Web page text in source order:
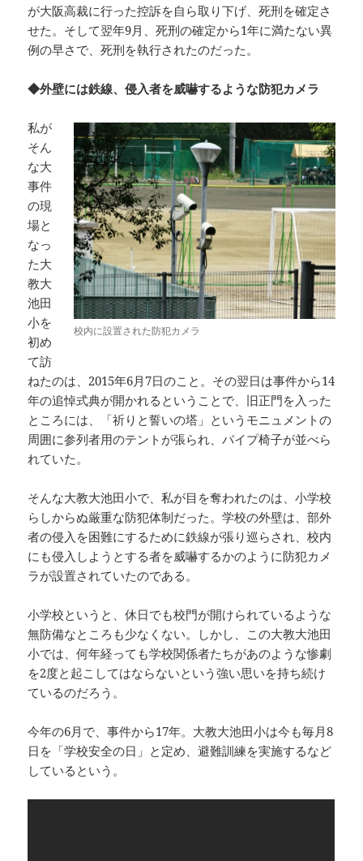
が大阪高裁に行った控訴を自ら取り下げ、死刑を確定さ
せた。そして翌年9月、死刑の確定から1年に満たない異
例の早さで、死刑を執行されたのだった。
◆外壁には鉄線、侵入者を威嚇するような防犯カメラ
校内に設置された防犯カメラ
私が
そん
な大
事件
の現
場と
なっ
た大
教大
池田
小を
初め
て訪
ねたのは、2015年6月7日のこと。その翌日は事件から14
年の追悼式典が開かれるということで、旧正門を入った
ところには、「祈りと誓いの塔」というモニュメントの
周囲に参列者用のテントが張られ、パイプ椅子が並べら
れていた。
そんな大教大池田小で、私が目を奪われたのは、小学校
らしからぬ厳重な防犯体制だった。学校の外壁は、部外
者の侵入を困難にするために鉄線が張り巡らされ、校内
にも侵入しようとする者を威嚇するかのように防犯カメ
ラが設置されていたのである。
小学校というと、休日でも校門が開けられているような
無防備なところも少なくない。しかし、この大教大池田
小では、何年経っても学校関係者たちがあのような惨劇
を2度と起こしてはならないという強い思いを持ち続け
ているのだろう。
今年の6月で、事件から17年。大教大池田小は今も毎月8
日を「学校安全の日」と定め、避難訓練を実施するなど
しているという。